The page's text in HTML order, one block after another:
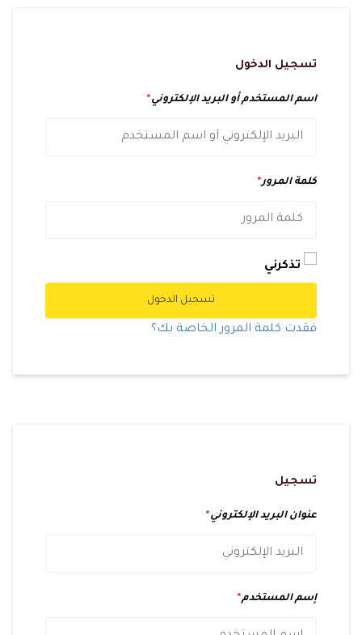
تسجيل الدخول
اسم المستخدم أو البريد الإلكتروني*
كلمة المرور*
تذكرني
تسجيل الدخول
فقدت كلمة المرور الخاصة بك؟
تسجيل
عنوان البريد الإلكتروني*
إسم المستخدم*